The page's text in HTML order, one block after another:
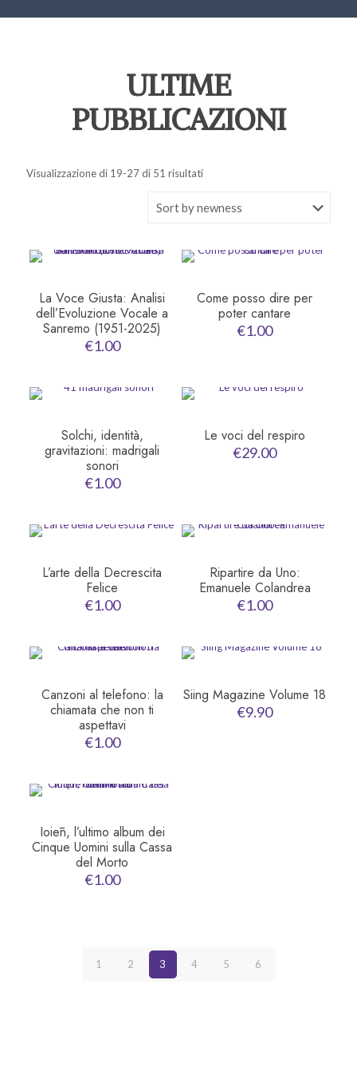
ULTIME
PUBBLICAZIONI
Visualizzazione di 19-27 di 51 risultati
La Voce Giusta: Analisi
dell’Evoluzione Vocale a
Sanremo (1951-2025)
€1.00
Come posso dire per
poter cantare
€1.00
Solchi, identità,
gravitazioni: madrigali
sonori
€1.00
Le voci del respiro
€29.00
L’arte della Decrescita
Felice
€1.00
Ripartire da Uno:
Emanuele Colandrea
€1.00
Canzoni al telefono: la
chiamata che non ti
aspettavi
€1.00
Siing Magazine Volume 18
€9.90
Ioiēn, l’ultimo album dei
Cinque Uomini sulla Cassa
del Morto
€1.00
1 2 3 4 5 6